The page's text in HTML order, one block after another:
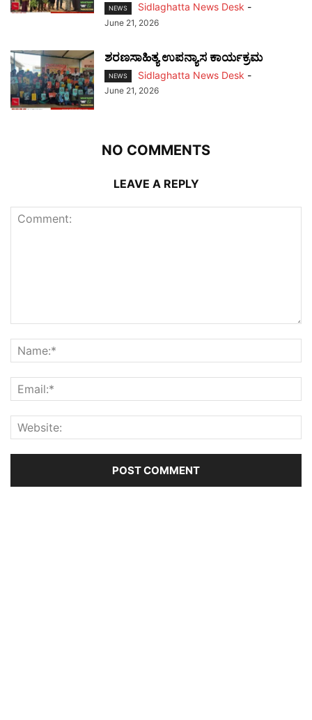
NEWS Sidlaghatta News Desk -
June 21, 2026
ಶರಣಸಾಹಿತ್ಯ ಉಪನ್ಯಾಸ ಕಾರ್ಯಕ್ರಮ
NEWS Sidlaghatta News Desk -
June 21, 2026
NO COMMENTS
LEAVE A REPLY